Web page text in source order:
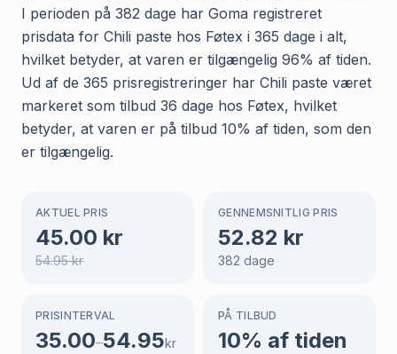
I perioden på 382 dage har Goma registreret
prisdata for Chili paste hos Føtex i 365 dage i alt,
hvilket betyder, at varen er tilgængelig 96% af tiden.
Ud af de 365 prisregistreringer har Chili paste været
markeret som tilbud 36 dage hos Føtex, hvilket
betyder, at varen er på tilbud 10% af tiden, som den
er tilgængelig.
AKTUEL PRIS
45.00 kr
54.95kr
GENNEMSNITLIG PRIS
52.82 kr
382 dage
PRISINTERVAL
35.00–54.95kr
PÅ TILBUD
10% af tiden